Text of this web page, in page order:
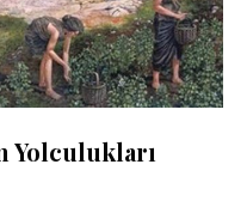
Yolculukları